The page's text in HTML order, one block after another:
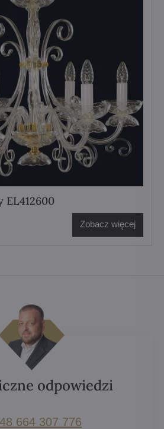
EL412600
Zobacz więcej
odpowiedzi
664 307 776